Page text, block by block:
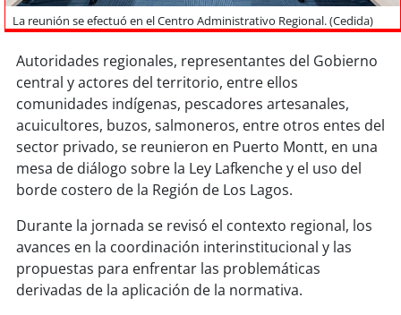
soyiquique
soy calama
soyantofagasta
soycopiapó
soyquillota
soysanantonio
La reunión se efectuó en el Centro Administrativo Regional. (Cedida)
Autoridades regionales, representantes del Gobierno
central y actores del territorio, entre ellos
comunidades indígenas, pescadores artesanales,
acuicultores, buzos, salmoneros, entre otros entes del
sector privado, se reunieron en Puerto Montt, en una
mesa de diálogo sobre la Ley Lafkenche y el uso del
borde costero de la Región de Los Lagos.
Durante la jornada se revisó el contexto regional, los
avances en la coordinación interinstitucional y las
propuestas para enfrentar las problemáticas
derivadas de la aplicación de la normativa.